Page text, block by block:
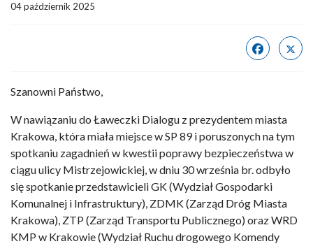
04 październik 2025
Szanowni Państwo,
W nawiązaniu do Ławeczki Dialogu z prezydentem miasta
Krakowa, która miała miejsce w SP 89 i poruszonych na tym
spotkaniu zagadnień w kwestii poprawy bezpieczeństwa w
ciągu ulicy Mistrzejowickiej, w dniu 30 września br. odbyło
się spotkanie przedstawicieli GK (Wydział Gospodarki
Komunalnej i Infrastruktury), ZDMK (Zarząd Dróg Miasta
Krakowa), ZTP (Zarząd Transportu Publicznego) oraz WRD
KMP w Krakowie (Wydział Ruchu drogowego Komendy